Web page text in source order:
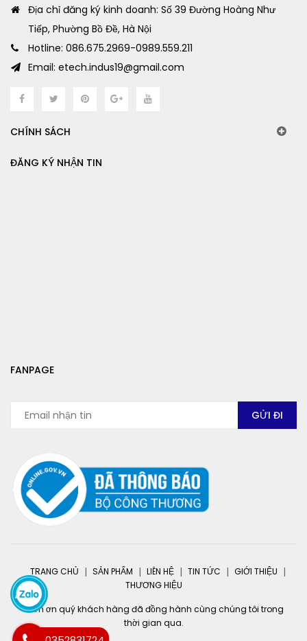
Địa chỉ đăng ký kinh doanh: Số 39 Đường Hoàng Như
Tiếp, Phường Bồ Đề, Hà Nội
Hotline: 086.675.2969-0989.559.211
Email: etech.indus19@gmail.com
CHÍNH SÁCH
ĐĂNG KÝ NHẬN TIN
FANPAGE
TRANG CHỦ SẢN PHẨM LIÊN HỆ TIN TỨC
GIỚI THIỆU
THƯƠNG HIỆU
Cảm ơn quý khách hàng đã đồng hành cùng chúng tôi trong
thời gian qua.